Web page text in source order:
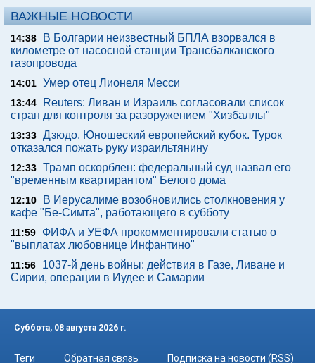
ВАЖНЫЕ НОВОСТИ
14:38
В Болгарии неизвестный БПЛА взорвался в
километре от насосной станции Трансбалканского
газопровода
14:01 Умер отец Лионеля Месси
13:44
Reuters: Ливан и Израиль согласовали список
стран для контроля за разоружением "Хизбаллы"
13:33 Дзюдо. Юношеский европейский кубок. Турок
отказался пожать руку израильтянину
12:33 Трамп оскорблен: федеральный суд назвал его
"временным квартирантом" Белого дома
12:10
В Иерусалиме возобновились столкновения у
кафе "Бе-Симта", работающего в субботу
11:59
ФИФА и УЕФА прокомментировали статью о
"выплатах любовнице Инфантино"
11:56
1037-й день войны: действия в Газе, Ливане и
Сирии, операции в Иудее и Самарии
Суббота, 08 августа 2026 г.
Теги Обратная связь Подписка на новости (RSS)